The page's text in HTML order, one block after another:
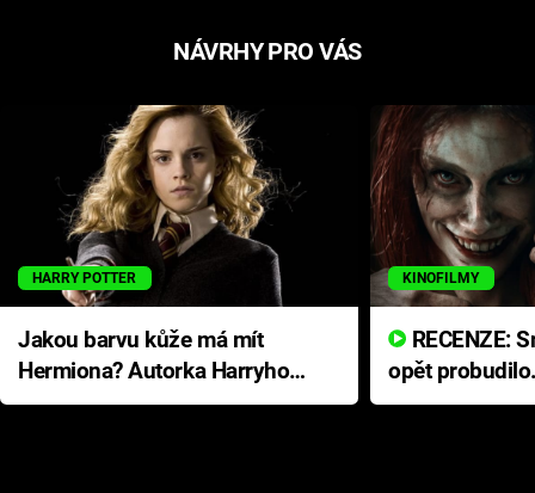
NÁVRHY PRO VÁS
HARRY POTTER
Jakou barvu kůže má mít
Hermiona? Autorka Harryho
Pottera přišla s ráznou
KINOFILMY
opět
přichází s